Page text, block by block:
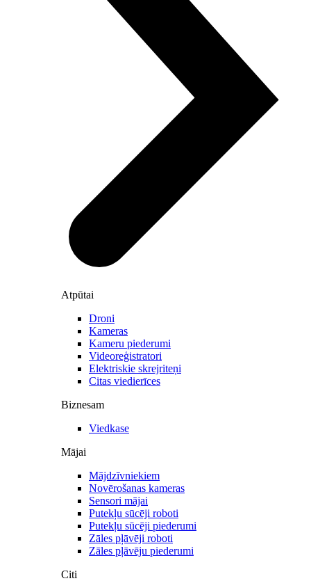
Atpūtai
Droni
Kameras
Kameru piederumi
Videoreģistratori
Elektriskie skrejriteņi
Citas viedierīces
Biznesam
Viedkase
Mājai
Mājdzīvniekiem
Novērošanas kameras
Sensori mājai
Putekļu sūcēji roboti
Putekļu sūcēji piederumi
Zāles pļāvēji roboti
Zāles pļāvēju piederumi
Citi